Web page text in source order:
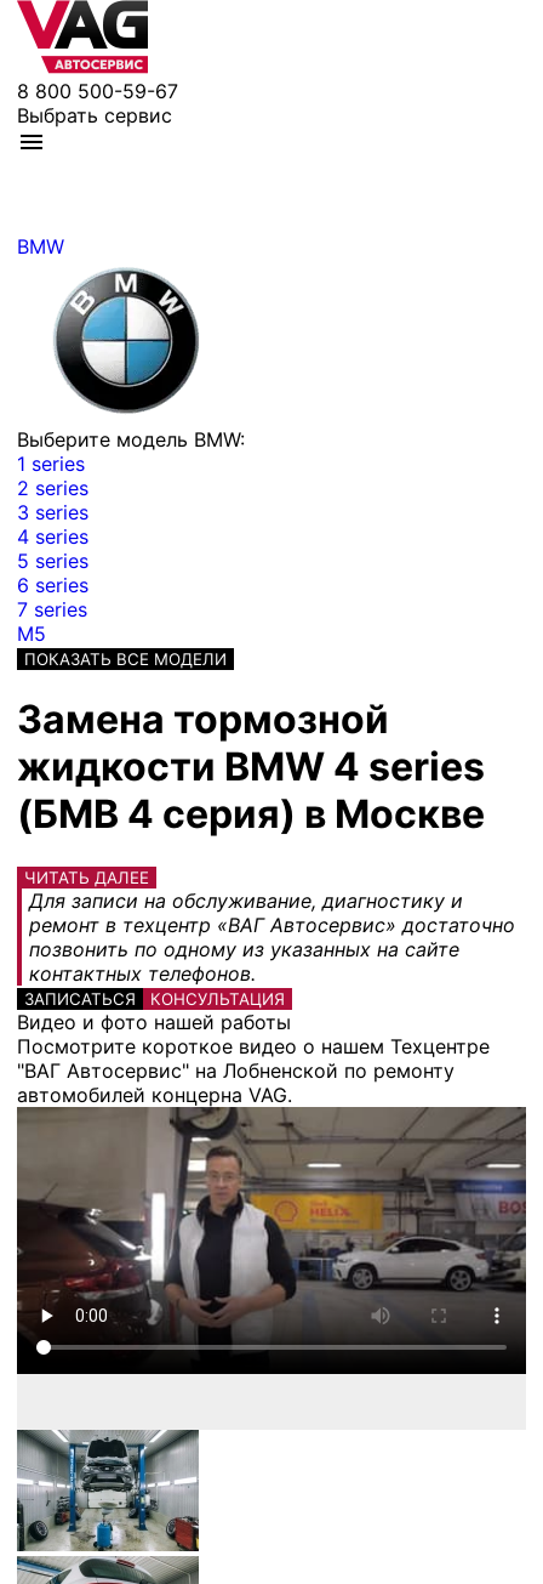
8 800 500-59-67
Выбрать сервис
BMW
Выберите модель BMW:
1 series
2 series
3 series
4 series
5 series
6 series
7 series
M5
ПОКАЗАТЬ ВСЕ МОДЕЛИ
Замена тормозной
жидкости BMW 4 series
(БМВ 4 серия) в Москве
ЧИТАТЬ ДАЛЕЕ
Для записи на обслуживание, диагностику и
ремонт в техцентр «ВАГ Автосервис» достаточно
позвонить по одному из указанных на сайте
контактных телефонов.
ЗАПИСАТЬСЯ КОНСУЛЬТАЦИЯ
Видео и фото нашей работы
Посмотрите короткое видео о нашем Техцентре
"ВАГ Автосервис" на Лобненской по ремонту
автомобилей концерна VAG.